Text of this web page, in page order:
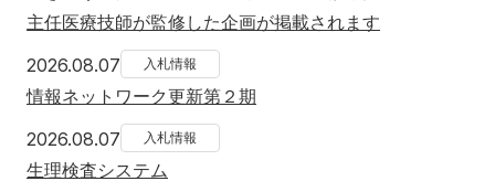
主任医療技師が監修した企画が掲載されます
2026.08.07 2026年8月7日
入札情報
情報ネットワーク更新第２期
2026.08.07 2026年8月7日
入札情報
生理検査システム